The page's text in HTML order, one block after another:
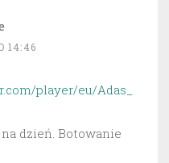
14:46
player/eu/Adas_
dzień. Botowanie